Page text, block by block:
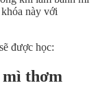
này với
được học:
mì thơm